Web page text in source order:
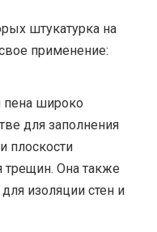
штукатурка на
применение:
пена широко
для заполнения
плоскости
трещин. Она также
изоляции стен и